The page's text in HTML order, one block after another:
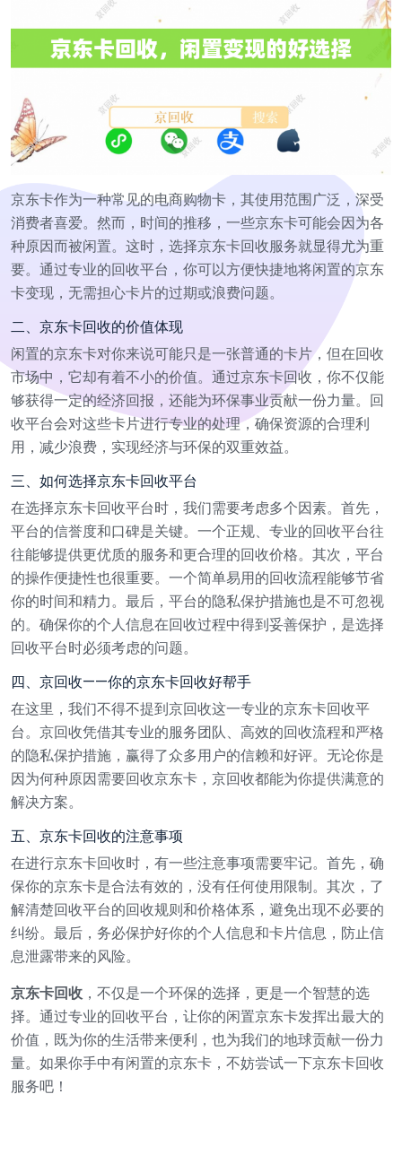
京东卡作为一种常见的电商购物卡，其使用范围广泛，深受
消费者喜爱。然而，时间的推移，一些京东卡可能会因为各
种原因而被闲置。这时，选择京东卡回收服务就显得尤为重
要。通过专业的回收平台，你可以方便快捷地将闲置的京东
卡变现，无需担心卡片的过期或浪费问题。
二、京东卡回收的价值体现
闲置的京东卡对你来说可能只是一张普通的卡片，但在回收
市场中，它却有着不小的价值。通过京东卡回收，你不仅能
够获得一定的经济回报，还能为环保事业贡献一份力量。回
收平台会对这些卡片进行专业的处理，确保资源的合理利
用，减少浪费，实现经济与环保的双重效益。
三、如何选择京东卡回收平台
在选择京东卡回收平台时，我们需要考虑多个因素。首先，
平台的信誉度和口碑是关键。一个正规、专业的回收平台往
往能够提供更优质的服务和更合理的回收价格。其次，平台
的操作便捷性也很重要。一个简单易用的回收流程能够节省
你的时间和精力。最后，平台的隐私保护措施也是不可忽视
的。确保你的个人信息在回收过程中得到妥善保护，是选择
回收平台时必须考虑的问题。
四、京回收——你的京东卡回收好帮手
在这里，我们不得不提到京回收这一专业的京东卡回收平
台。京回收凭借其专业的服务团队、高效的回收流程和严格
的隐私保护措施，赢得了众多用户的信赖和好评。无论你是
因为何种原因需要回收京东卡，京回收都能为你提供满意的
解决方案。
五、京东卡回收的注意事项
在进行京东卡回收时，有一些注意事项需要牢记。首先，确
保你的京东卡是合法有效的，没有任何使用限制。其次，了
解清楚回收平台的回收规则和价格体系，避免出现不必要的
纠纷。最后，务必保护好你的个人信息和卡片信息，防止信
息泄露带来的风险。
京东卡回收，不仅是一个环保的选择，更是一个智慧的选
择。通过专业的回收平台，让你的闲置京东卡发挥出最大的
价值，既为你的生活带来便利，也为我们的地球贡献一份力
量。如果你手中有闲置的京东卡，不妨尝试一下京东卡回收
服务吧！